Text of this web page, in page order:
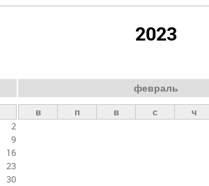
2023
2
9
16
23
30
февраль
в п в с ч